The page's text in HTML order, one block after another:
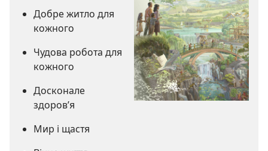
Добре житло для
кожного
Чудова робота для
кожного
Досконале
здоров’я
Мир і щастя